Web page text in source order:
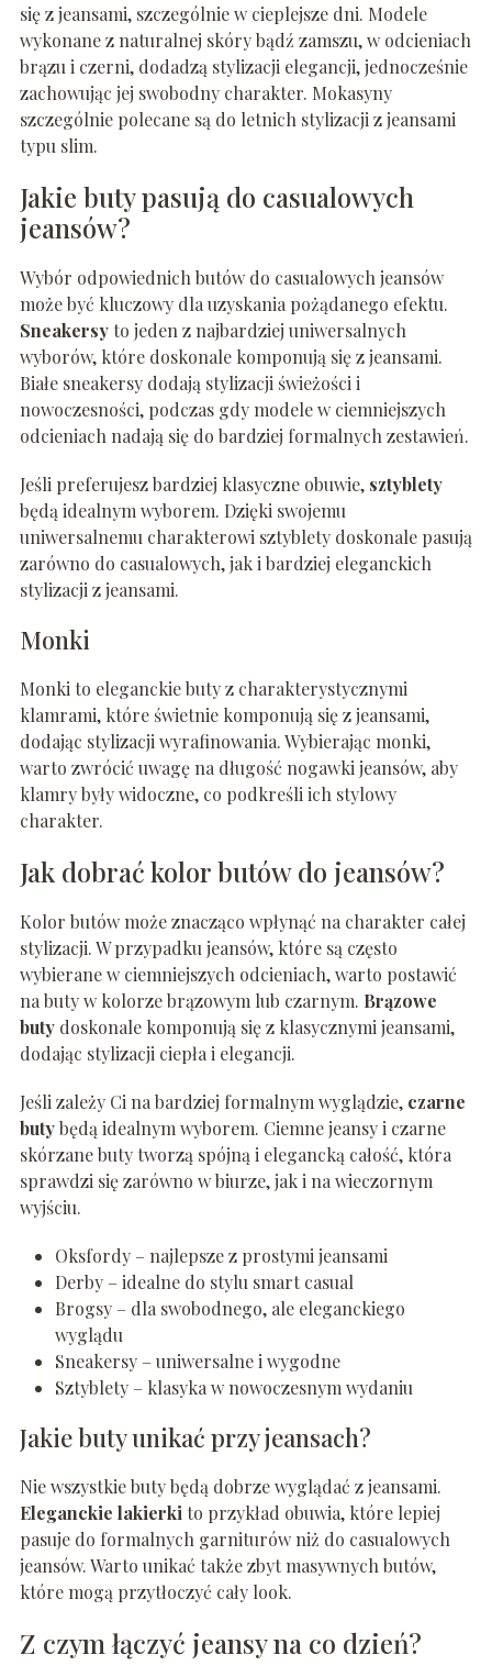
się z jeansami, szczególnie w cieplejsze dni. Modele
wykonane z naturalnej skóry bądź zamszu, w odcieniach
brązu i czerni, dodadzą stylizacji elegancji, jednocześnie
zachowując jej swobodny charakter. Mokasyny
szczególnie polecane są do letnich stylizacji z jeansami
typu slim.
Jakie buty pasują do casualowych
jeansów?
Wybór odpowiednich butów do casualowych jeansów
może być kluczowy dla uzyskania pożądanego efektu.
Sneakersyto jeden z najbardziej uniwersalnych
wyborów, które doskonale komponują się z jeansami.
Białe sneakersy dodają stylizacji świeżości i
nowoczesności, podczas gdy modele w ciemniejszych
odcieniach nadają się do bardziej formalnych zestawień.
Jeśli preferujesz bardziej klasyczne obuwie, sztyblety
będą idealnym wyborem. Dzięki swojemu
uniwersalnemu charakterowi sztyblety doskonale pasują
zarówno do casualowych, jak i bardziej eleganckich
stylizacji z jeansami.
Monki
Monki to eleganckie buty z charakterystycznymi
klamrami, które świetnie komponują się z jeansami,
dodając stylizacji wyrafinowania. Wybierając monki,
warto zwrócić uwagę na długość nogawki jeansów, aby
klamry były widoczne, co podkreśli ich stylowy
charakter.
Jak dobrać kolor butów do jeansów?
Kolor butów może znacząco wpłynąć na charakter całej
stylizacji. W przypadku jeansów, które są często
wybierane w ciemniejszych odcieniach, warto postawić
na buty w kolorze brązowym lub czarnym. Brązowe
butydoskonale komponują się z klasycznymi jeansami,
dodając stylizacji ciepła i elegancji.
Jeśli zależy Ci na bardziej formalnym wyglądzie, czarne
butybędą idealnym wyborem. Ciemne jeansy i czarne
skórzane buty tworzą spójną i elegancką całość, która
sprawdzi się zarówno w biurze, jak i na wieczornym
wyjściu.
Oksfordy – najlepsze z prostymi jeansami
Derby – idealne do stylu smart casual
Brogsy – dla swobodnego, ale eleganckiego
wyglądu
Sneakersy – uniwersalne i wygodne
Sztyblety – klasyka w nowoczesnym wydaniu
Jakie buty unikać przy jeansach?
Nie wszystkie buty będą dobrze wyglądać z jeansami.
Eleganckie lakierki to przykład obuwia, które lepiej
pasuje do formalnych garniturów niż do casualowych
jeansów. Warto unikać także zbyt masywnych butów,
które mogą przytłoczyć cały look.
Z czym łączyć jeansy na co dzień?